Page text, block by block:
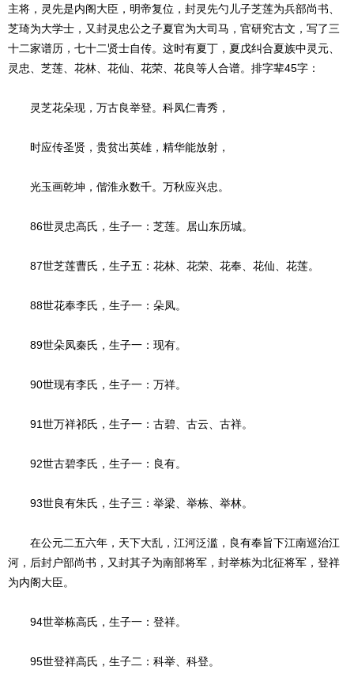
主将，灵先是内阁大臣，明帝复位，封灵先勺儿子芝莲为兵部尚书、
芝琦为大学士，又封灵忠公之子夏官为大司马，官研究古文，写了三
十二家谱历，七十二贤士自传。这时有夏丁，夏戊纠合夏族中灵元、
灵忠、芝莲、花林、花仙、花荣、花良等人合谱。排字辈45字：
灵芝花朵现，万古良举登。科凤仁青秀，
时应传圣贤，贵贫出英雄，精华能放射，
光玉画乾坤，偕淮永数千。万秋应兴忠。
86世灵忠高氏，生子一：芝莲。居山东历城。
87世芝莲曹氏，生子五：花林、花荣、花奉、花仙、花莲。
88世花奉李氏，生子一：朵凤。
89世朵凤秦氏，生子一：现有。
90世现有李氏，生子一：万祥。
91世万祥祁氏，生子一：古碧、古云、古祥。
92世古碧李氏，生子一：良有。
93世良有朱氏，生子三：举梁、举栋、举林。
在公元二五六年，天下大乱，江河泛滥，良有奉旨下江南巡治江
河，后封户部尚书，又封其子为南部将军，封举栋为北征将军，登祥
为内阁大臣。
94世举栋高氏，生子一：登祥。
95世登祥高氏，生子二：科举、科登。